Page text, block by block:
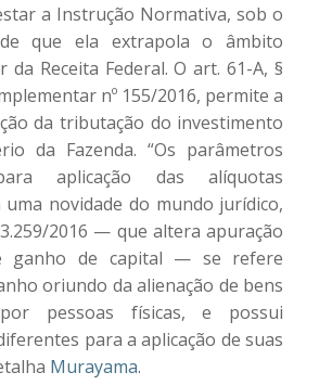
a Instrução Normativa, sob o
que ela extrapola o âmbito
da Receita Federal. O art. 61-A, §
nº 155/2016, permite a
da tributação do investimento
da Fazenda. “Os parâmetros
aplicação das alíquotas
novidade do mundo jurídico,
2016 — que altera apuração
ganho de capital — se refere
oriundo da alienação de bens
pessoas físicas, e possui
para a aplicação de suas
Murayama.